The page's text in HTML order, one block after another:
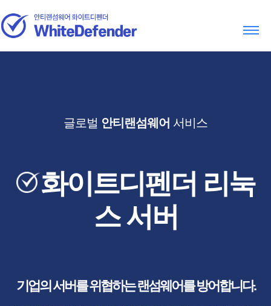
글로벌 안티랜섬웨어 서비스
화이트디펜더 리눅
스 서버
기업의 서버를 위협하는 랜섬웨어를 방어합니다.